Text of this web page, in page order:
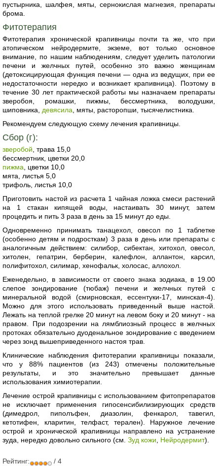
пустырника, шалфея, мяты, сернокислая магнезия, препараты
брома.
Фитотерапия
Фитотерапия хронической крапивницы почти та же, что при
атопическом нейродермите, экземе, вот только основное
внимание, по нашим наблюдениям, следует уделить патологии
печени и желчных путей, особенно это важно женщинам
(детоксицирующая функция печени — одна из ведущих, при ее
недостаточности нередко и возникает крапивница). Поэтому в
течение 30 лет практической работы мы назначаем препараты
зверобоя, ромашки, пижмы, бессмертника, володушки,
шиповника, девясила , мяты, расторопши, тысячелистника.
Рекомендуем следующую схему лечения крапивницы.
Сбор (г):
зверобой , трава 15,0
бессмертник, цветки 20,0
пижма , цветки 10,0
мята, листья 5,0
трифоль, листья 10,0
Приготовить настой из расчета 1 чайная ложка смеси растений
на 1 стакан кипящей воды, настаивать 30 минут, затем
процедить и пить 3 раза в день за 15 минут до еды.
Одновременно принимать танацехол, овесол по 1 таблетке
(особенно детям и подросткам) 3 раза в день или препараты с
аналогичным действием: силибор, сибектан, хитохол, овесол,
хитолен, гепатрин, берберин, калефлон, аллантон, карсил,
полифитохол, силимар, хенофальк, холосас, аллохол.
Еженедельно, в зависимости от своего знака зодиака, в 19.00
слепое зондирование (тюбаж) печени и желчных путей с
минеральной водой (смирновская, ессентуки-17, минская-4).
Можно для этого использовать приведенный выше настой.
Лежать на теплой грелке 20 минут на левом боку и 20 минут - на
правом. При подозрении на лямблиозный процесс в желчных
протоках обязательно дуоденальное зондирование с введением
через зонд вышеприведенного настоя трав.
Клинические наблюдения фитотерапии крапивницы показали,
что у 88% пациентов (из 243) отмечены положительные
результаты, и это значительно превышает данные
использования химиотерапии.
Лечение острой крапивницы с использованием фитопрепаратов
не исключает применения гипосенсибилизирующих средств
(димедрол, пиполъфен, диазолин, фенкарол, тавегил,
кетотифен, кларитин, телфаст, терален). Наружное лечение
острой и хронической крапивницы направлено на устранение
зуда, нередко довольно сильного (см.Зуд кожи Нейродермит).
Рейтинг: / 4